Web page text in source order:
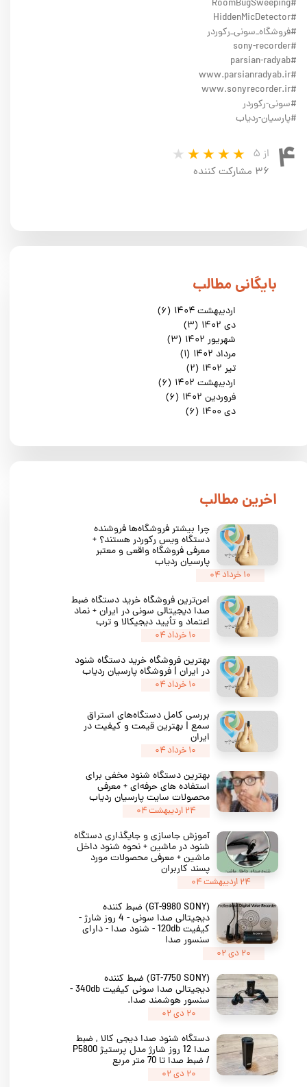
#RoomBugSweeping
#HiddenMicDetector
#فروشگاه_سونی_رکوردر
#sony-recorder
#parsian-radyab
#www.parsianradyab.ir
#www.sonyrecorder.ir
#سونی-رکوردر
#پارسیان-ردیاب
۴ از ۵
★★
۳۶ مشارکت کننده
اردیبهشت ۱۴۰۴
(۶)
دی ۱۴۰۲
(۳)
شهریور ۱۴۰۲
(۳)
مرداد ۱۴۰۲
(۱)
تیر ۱۴۰۲
(۲)
اردیبهشت ۱۴۰۲
(۶)
فروردین ۱۴۰۲
(۶)
دی ۱۴۰۰
(۶)
​بایگانی مطالب
​اخرین مطالب
چرا بیشتر فروشگاه‌ها فروشنده
دستگاه ویس رکوردر هستند؟ +
معرفی فروشگاه واقعی و معتبر
پارسیان ردیاب
۱۰ خرداد ۰۴
امن‌ترین فروشگاه خرید دستگاه ضبط
صدا دیجیتالی سونی در ایران + نماد
اعتماد و تأیید دیجیکالا و ترب
۱۰ خرداد ۰۴
بهترین فروشگاه خرید دستگاه شنود
در ایران | فروشگاه پارسیان ردیاب
۱۰ خرداد ۰۴
بررسی کامل دستگاه‌های استراق
سمع | بهترین قیمت و کیفیت در
ایران
۱۰ خرداد ۰۴
بهترین دستگاه شنود مخفی برای
استفاده‌ های حرفه‌ای + معرفی
محصولات سایت پارسیان ردیاب
۲۴ اردیبهشت ۰۴
آموزش جاسازی و جایگذاری دستگاه
شنود در ماشین + نحوه شنود داخل
ماشین + معرفی محصولات مورد
پسند کاربران
۲۴ اردیبهشت ۰۴
(GT-9980 SONY) ضبط کننده
دیجیتالی صدا سونی - 4 روز شارژ -
کیفیت 120db - شنود صدا - دارای
سنسور صدا
۲۰ دی ۰۲
(GT-7750 SONY) ضبط کننده
دیجیتالی صدا سونی کیفیت 340db -
سنسور هوشمند صدا.
۲۰ دی ۰۲
دستگاه شنود صدا دیجی کالا , ضبط
صدا 12 روز شارژ مدل پرستیژ P5800
/ ضبط صدا تا 70 متر مربع
۲۰ دی ۰۲